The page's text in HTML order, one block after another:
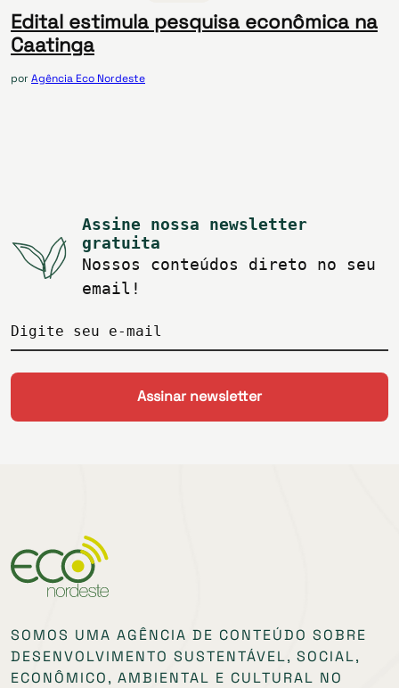
Edital estimula pesquisa econômica na
Caatinga
porAgência Eco Nordeste
Assine nossa newsletter
gratuita
Nossos conteúdos direto no seu
email!
Digite seu e-mail
SOMOS UMA AGÊNCIA DE CONTEÚDO SOBRE
DESENVOLVIMENTO SUSTENTÁVEL, SOCIAL,
ECONÔMICO, AMBIENTAL E CULTURAL NO